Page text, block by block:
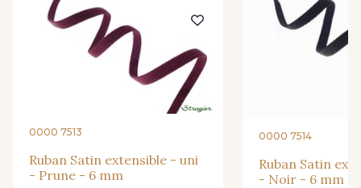
272 - Porcelaine
345 - Oeillet 381 - Pêche
0000 7513
Ruban Satin extensible - uni
- Prune - 6 mm
0000 7514
Ruban Satin
- Noir - 6 mm